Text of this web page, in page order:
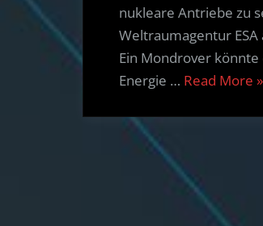
nukleare Antriebe zu
Weltraumagentur
Ein Mondrover
Energie … Read More »